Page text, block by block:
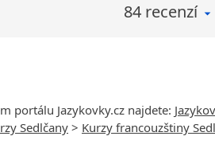
84 recenzí
portálu Jazykovky.cz najdete:
Sedlčany > Kurzy francouzštiny